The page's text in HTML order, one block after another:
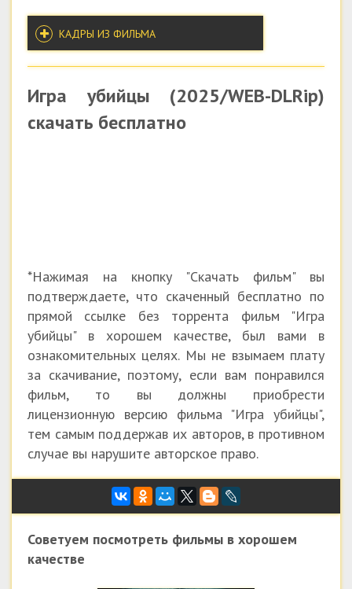
КАДРЫ ИЗ ФИЛЬМА
Игра убийцы (2025/WEB-DLRip)
скачать бесплатно
*Нажимая на кнопку "Скачать фильм" вы
подтверждаете, что скаченный бесплатно по
прямой ссылке без торрента фильм "Игра
убийцы" в хорошем качестве, был вами в
ознакомительных целях. Мы не взымаем плату
за скачивание, поэтому, если вам понравился
фильм, то вы должны приобрести
лицензионную версию фильма "Игра убийцы",
тем самым поддержав их авторов, в противном
случае вы нарушите авторское право.
Советуем посмотреть фильмы в хорошем
качестве